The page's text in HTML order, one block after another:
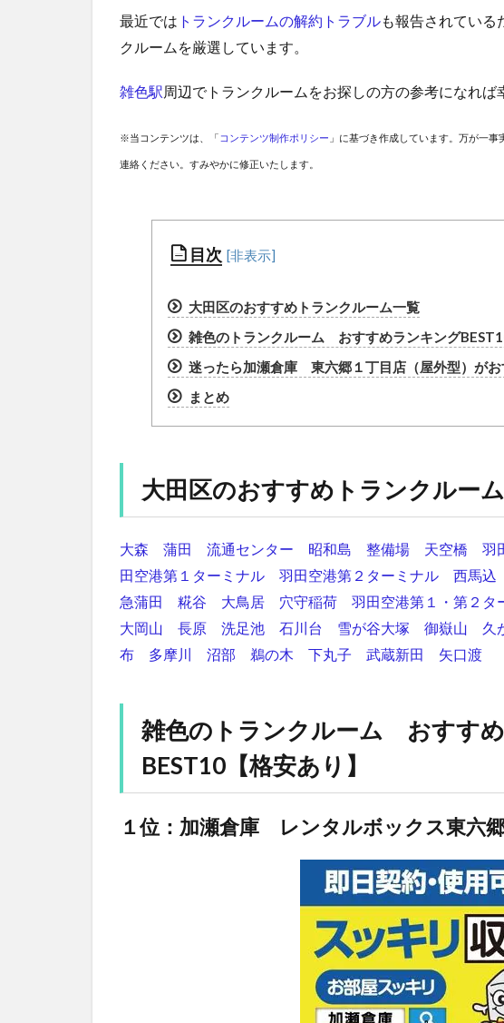
最近では トランクルームの解約トラブルも報告されている
クルームを厳選しています。
雑色駅周辺でトランクルームをお探しの方の参考になれば
※当コンテンツは、「 コンテンツ制作ポリシー 」に基づき作成しています。万が一
連絡ください。すみやかに修正いたします。
目次
大田区のおすすめトランクルーム一覧
雑色のトランクルーム おすすめランキング
迷ったら加瀬倉庫 東六郷１丁目店（屋外型）がお
まとめ
大田区のおすすめトランクルー
大森 蒲田 流通センター 昭和島 整備場 天空橋 羽
田空港第１ターミナル
羽田空港第２ターミナル 西馬込
急蒲田
糀谷 大鳥居 穴守稲荷 羽田空港第１・第２タ
大岡山
長原 洗足池 石川台 雪が谷大塚 御嶽山 久
布
多摩川 沼部 鵜の木 下丸子 武蔵新田 矢口渡
雑色のトランクルーム おすす
BEST10【格安あり】
１位：加瀬倉庫 レンタルボックス東六郷